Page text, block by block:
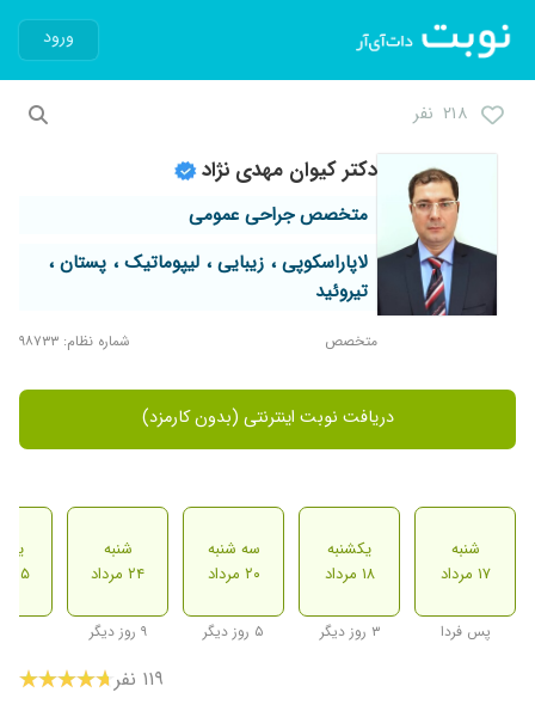
ورود
۲۱۸ نفر
دکتر کیوان مهدی نژاد
متخصص جراحی عمومی
لاپاراسکوپی ، زیبایی ، لیپوماتیک ، پستان ،
تیروئید
متخصص شماره نظام: ۹۸۷۳۳
دریافت نوبت اینترنتی (بدون کارمزد)
شنبه
۱۷ مرداد
پس فردا
یکشنبه
۱۸ مرداد
۳ روز دیگر
سه شنبه
۲۰ مرداد
۵ روز دیگر
شنبه
۲۴ مرداد
۹ روز دیگر
۲۵ مرداد
۱۱۹ نفر